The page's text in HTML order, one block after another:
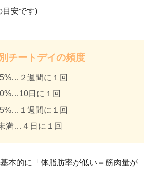
目安です)
チートデイの頻度
２週間に１回
日に１回
１週間に１回
満…４日に１回
本的に「体脂肪率が低い＝筋肉量が